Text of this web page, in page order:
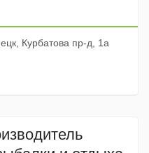
Курбатова пр-д, 1а